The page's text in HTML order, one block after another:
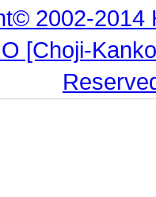
2002-2014
[Choji-